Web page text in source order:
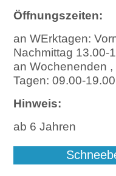
Öffnungszeiten:
an WErktagen:
Nachmittag 13.00-
an Wochenenden
Tagen: 09.00-
Hinweis:
ab 6 Jahren